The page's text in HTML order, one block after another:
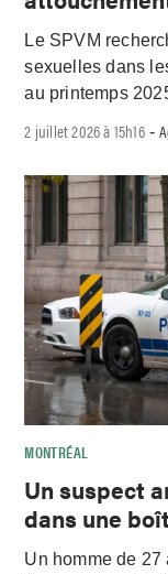
Le SPVM
sexuelles dans
au printemps
2 juillet 2026 à 15h16-
MONTRÉAL
Un suspect
dans une
Un homme de 27